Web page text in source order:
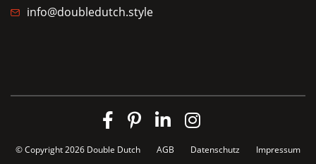
info@doubledutch.style
© Copyright 2026 Double Dutch AGB Datenschutz Impressum